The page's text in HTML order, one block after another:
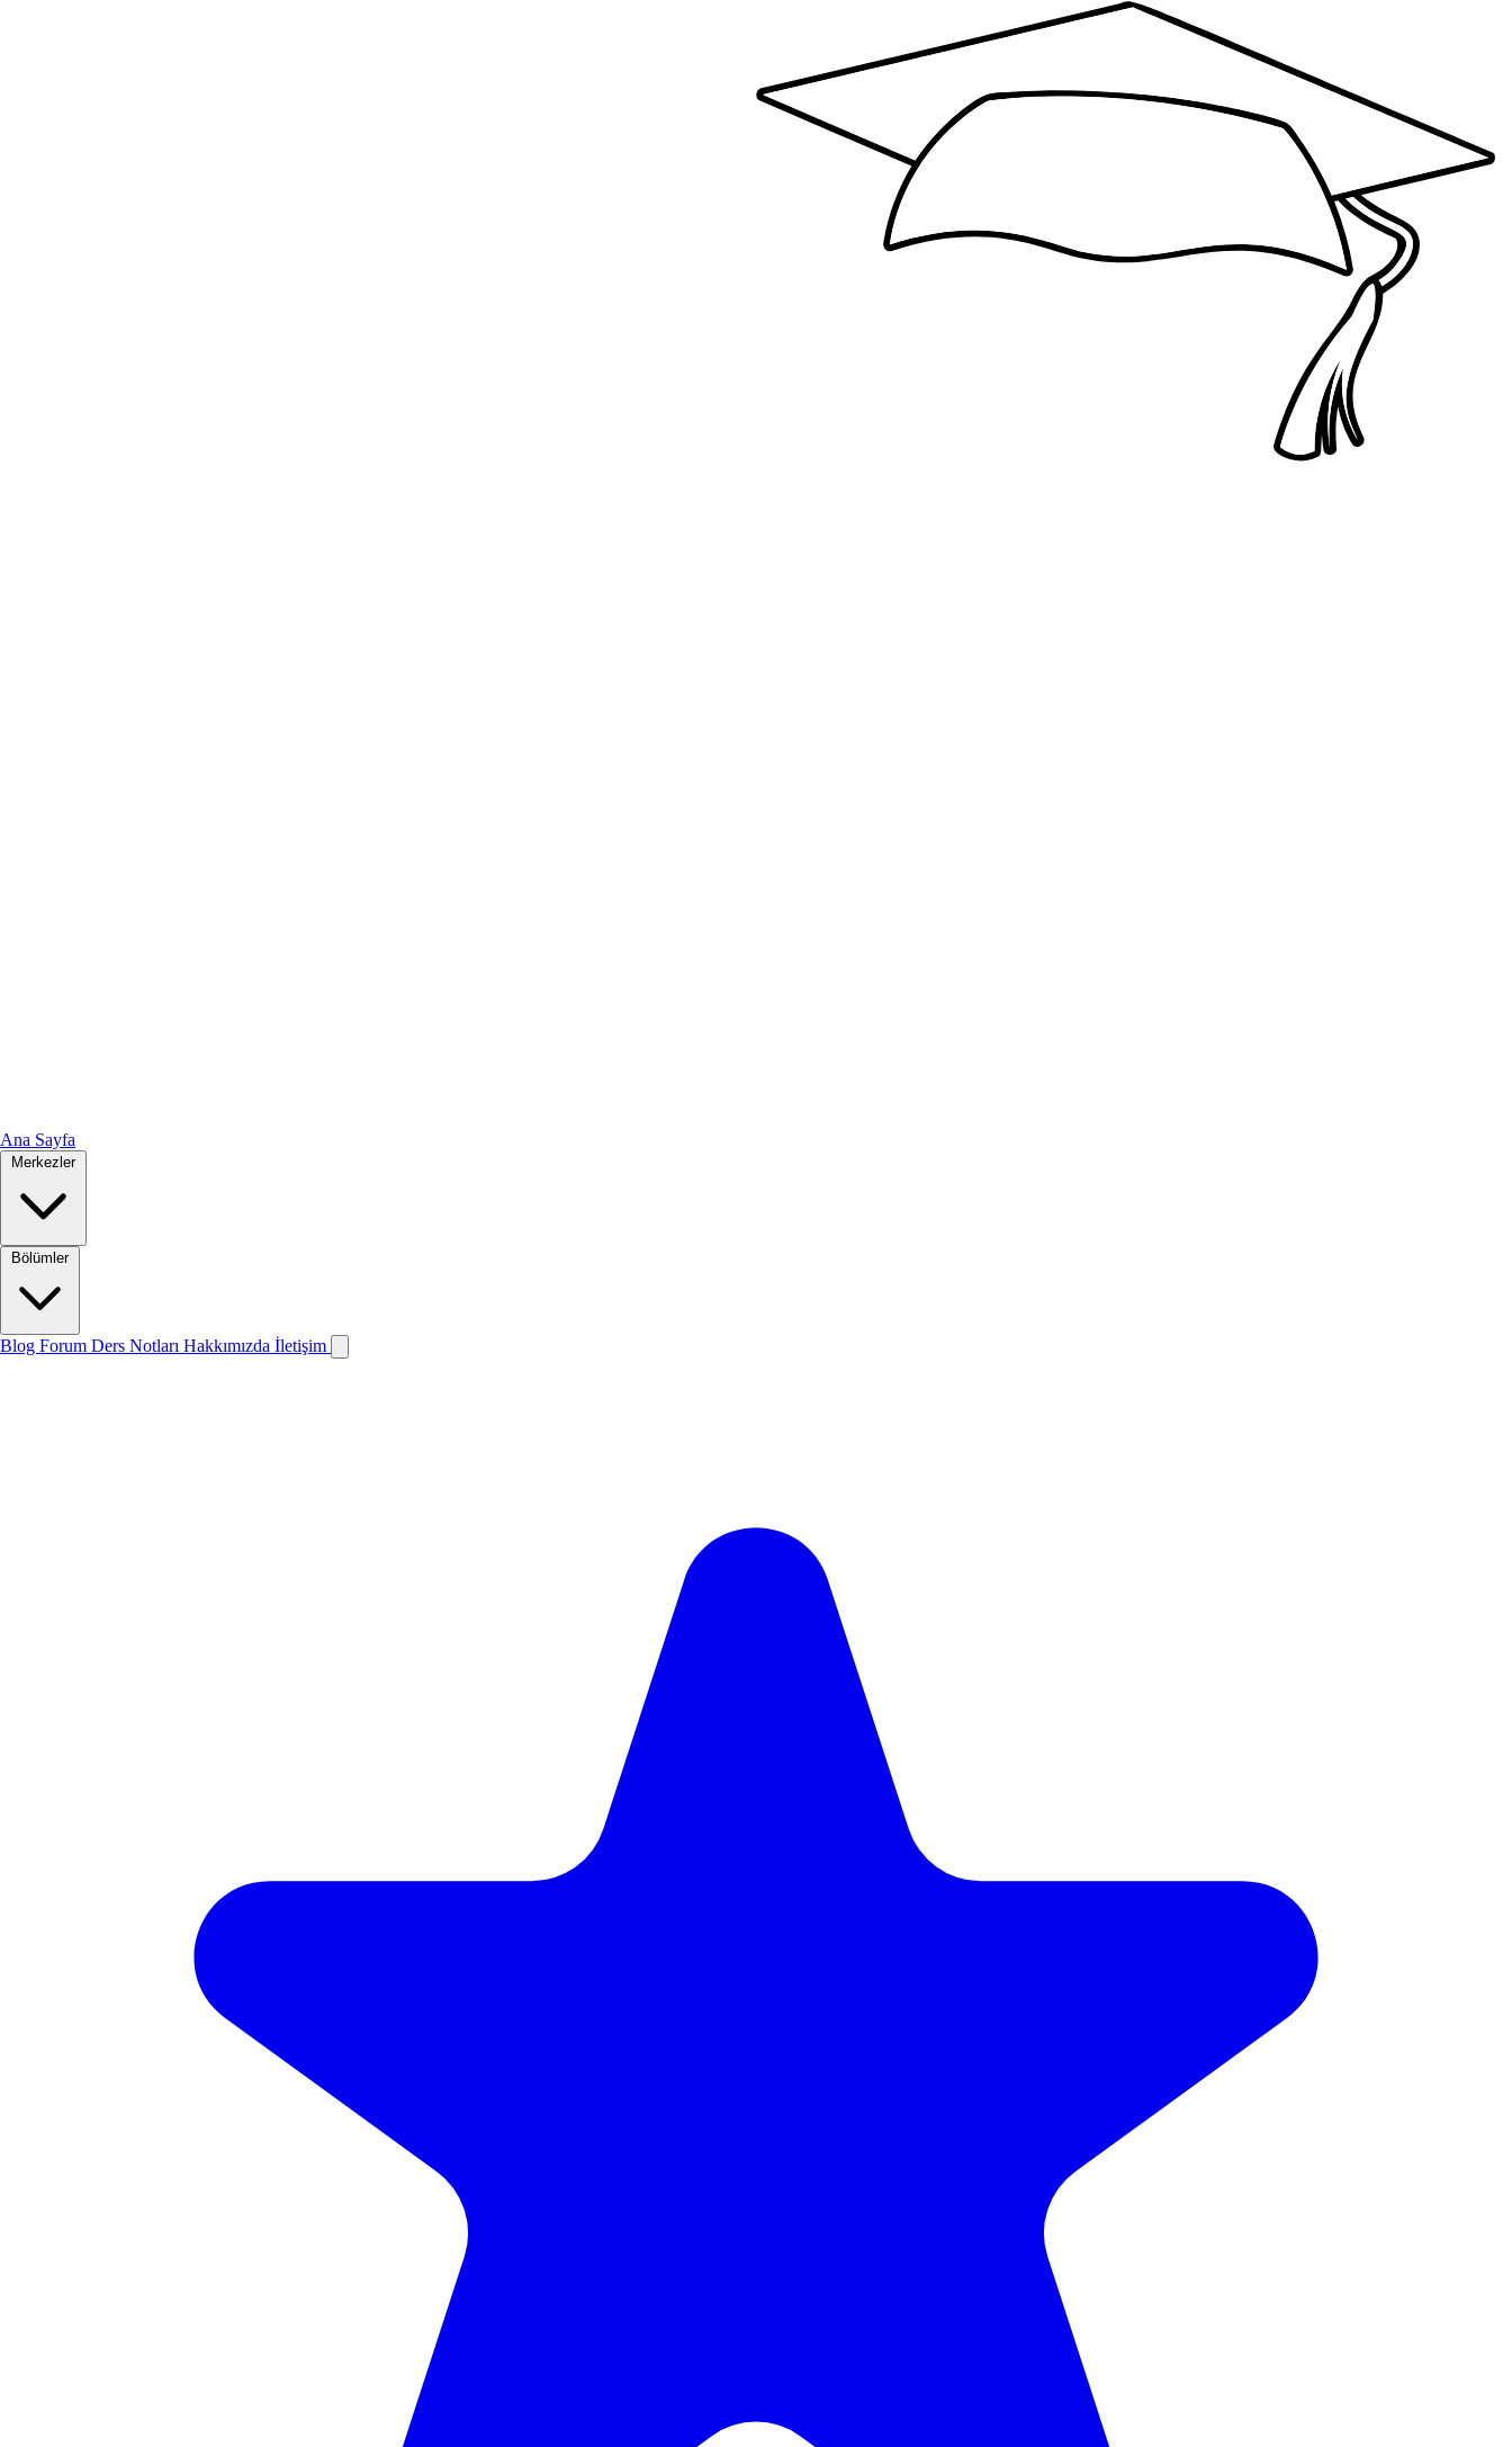
Ana Sayfa
Merkezler
Bölümler
Blog Forum Ders Notları Hakkımızda İletişim